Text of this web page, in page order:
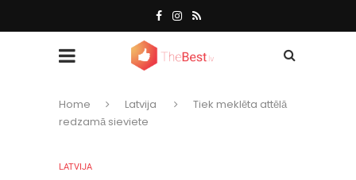
Home Latvija
Tiek meklēta attēlā
redzamā sieviete
LATVIJA